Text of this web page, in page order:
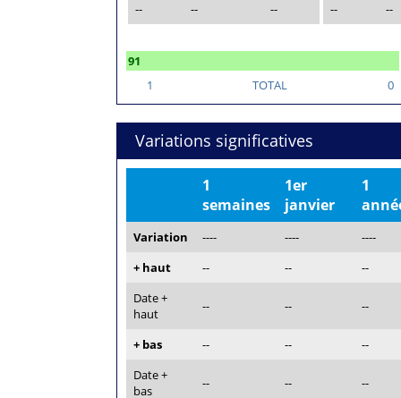
--
-- --
--
--
91
1
TOTAL 0
Variations significatives
1
semaines
1er
janvier
1
Variation ---- ----
----
+ haut
-- --
--
Date +
haut
-- -- --
+ bas -- --
--
Date +
bas
-- -- --